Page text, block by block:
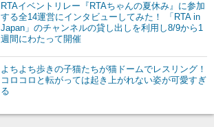
RTAイベントリレー『RTAちゃんの夏休み』に参加
する全14運営にインタビューしてみた！ 「RTA in
Japan」のチャンネルの貸し出しを利用し8/9から1
週間にわたって開催
よちよち歩きの子猫たちが猫ドームでレスリング！
コロコロと転がっては起き上がれない姿が可愛すぎ
る